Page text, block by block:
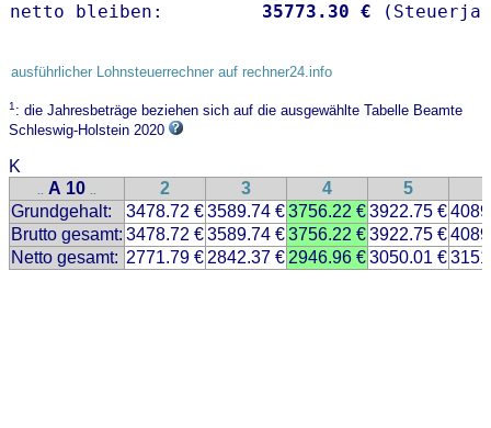
netto bleiben: 35773.30 €
ausführlicher Lohnsteuerrechner auf rechner24.info
1: die Jahresbeträge beziehen sich auf die ausgewählte Tabelle Beamte
Schleswig-Holstein 2020
K
.. A 10 .. 2 3 4 5
Grundgehalt:
3478.72 €3589.74 €3756.22 €3922.75 €
Brutto gesamt: 3478.72 €3589.74 €3756.22 €3922.75 €
Netto gesamt: 2771.79 € 2842.37 € 2946.96 €3050.01 €